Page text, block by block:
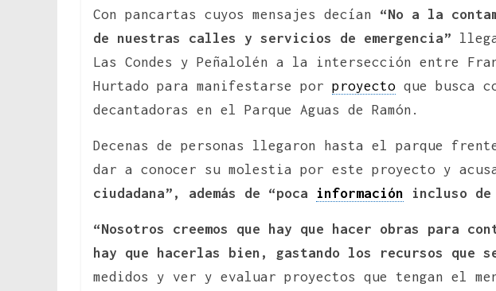
Con pancartas cuyos mensajes decían “No a la
de nuestras calles y servicios de emergencia”
Las Condes y Peñalolén a la intersección entre
Hurtado para manifestarse por proyecto que busca
decantadoras en el Parque Aguas de Ramón.
Decenas de personas llegaron hasta el parque
dar a conocer su molestia por este proyecto y
ciudadana”, además de “poca información incluso de
“Nosotros creemos que hay que hacer obras para
hay que hacerlas bien, gastando los recursos que
medidos y ver y evaluar proyectos que tengan el